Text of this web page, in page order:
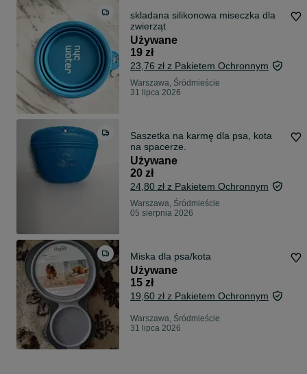
skladana silikonowa miseczka dla
zwierząt
Używane
19 zł
23,76 zł z Pakietem Ochronnym
Warszawa, Śródmieście
31 lipca 2026
Saszetka na karmę dla psa, kota
na spacerze.
Używane
20 zł
24,80 zł z Pakietem Ochronnym
Warszawa, Śródmieście
05 sierpnia 2026
Miska dla psa/kota
Używane
15 zł
19,60 zł z Pakietem Ochronnym
Warszawa, Śródmieście
31 lipca 2026